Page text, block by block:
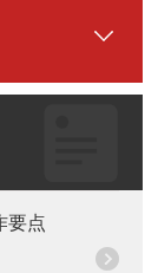
要点